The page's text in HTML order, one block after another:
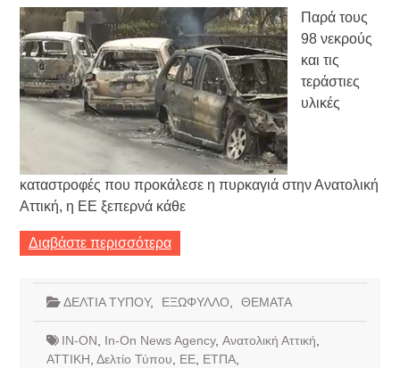
Παρά τους
98 νεκρούς
και τις
τεράστιες
υλικές
καταστροφές που προκάλεσε η πυρκαγιά στην Ανατολική
Αττική, η ΕΕ ξεπερνά κάθε
Διαβάστε περισσότερα
ΔΕΛΤΙΑ ΤΥΠΟΥ, ΕΞΩΦΥΛΛΟ ΘΕΜΑΤΑ
IN-ON In-On News Agency, Ανατολική Αττική
ΑΤΤΙΚΗ Δελτίο Τύπου ΕΕ, ΕΤΠΑ,